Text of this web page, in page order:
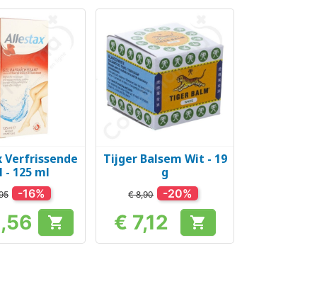
bekijken
Verfrissende
- 125 ml
-16%
Prijs 
Snel bekijken
Tijger Balsem Wit - 19
g
€ 8,90 -20%
Prijs
€ 7,12 